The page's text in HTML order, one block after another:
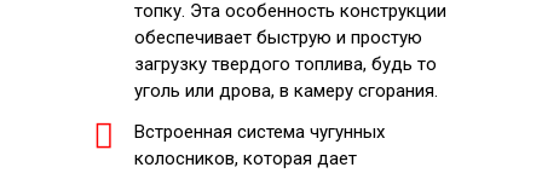
топку. Эта особенность конструкции
обеспечивает быструю и простую
загрузку твердого топлива, будь то
уголь или дрова, в камеру сгорания.
Встроенная система чугунных
колосников, которая дает